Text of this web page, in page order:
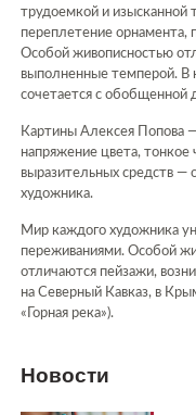
трудоемкой и изысканной
переплетение орнамента,
Особой живописностью
выполненные темперой. В
сочетается с обобщенной
Картины Алексея Попова
напряжение цвета, тонкое
выразительных средств —
художника.
Мир каждого художника
переживаниями. Особой
отличаются пейзажи,
на Северный Кавказ, в
«Горная река»).
Новости